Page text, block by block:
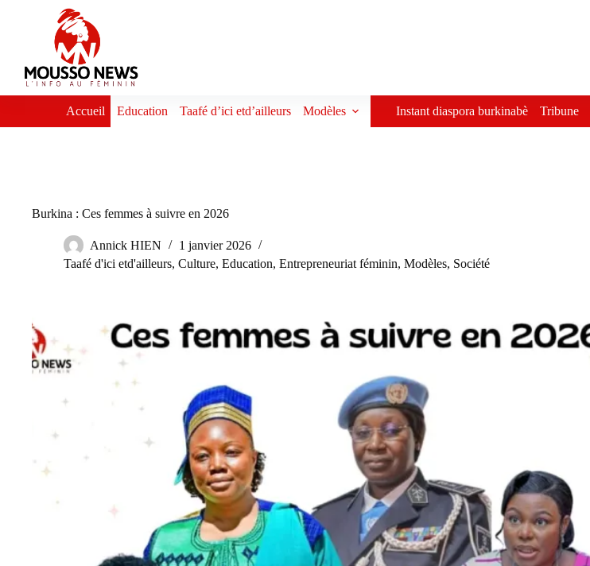
Accueil Education Taafé d’ici etd’ailleurs Modèles Instant diaspora burkinabè Tribune
Burkina : Ces femmes à suivre en 2026
Annick HIEN
1 janvier 2026
Taafé d'ici etd'ailleurs, Culture, Education, Entrepreneuriat féminin, Modèles, Société